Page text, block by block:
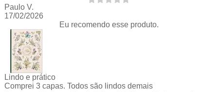
Paulo V.
17/02/2026
Eu recomendo esse produto.
Lindo e prático
Comprei 3 capas. Todos são lindos demais